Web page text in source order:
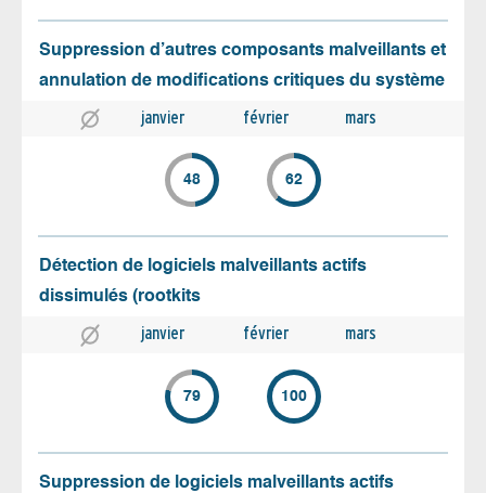
Suppression d’autres composants malveillants et
annulation de modifications critiques du système
janvier février mars
48 62
Détection de logiciels malveillants actifs
dissimulés (rootkits
janvier février mars
79 100
Suppression de logiciels malveillants actifs